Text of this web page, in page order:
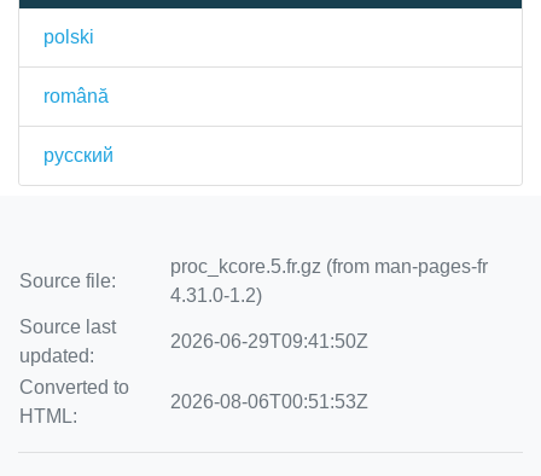
polski
română
русский
Source file:
proc_kcore.5.fr.gz (from man-pages-fr
4.31.0-1.2)
Source last
updated:
2026-06-29T09:41:50Z
Converted to
HTML:
2026-08-06T00:51:53Z